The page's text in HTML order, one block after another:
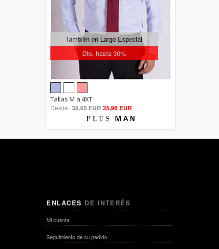
Dto. hasta 30%
También en Largo Especial
5.00
out of 5
Tallas M a 4XT
Desde: 39,95 EUR35,96 EUR
ENLACES DE INTERÉS
Mi cuenta
Seguimiento de su pedido